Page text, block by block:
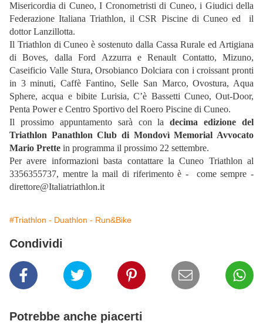
Misericordia di Cuneo, I Cronometristi di Cuneo, i Giudici della
Federazione Italiana Triathlon, il CSR Piscine di Cuneo ed il
dottor Lanzillotta.
Il Triathlon di Cuneo è sostenuto dalla Cassa Rurale ed Artigiana
di Boves, dalla Ford Azzurra e Renault Contatto, Mizuno,
Caseificio Valle Stura, Orsobianco Dolciara con i croissant pronti
in 3 minuti, Caffè Fantino, Selle San Marco, Ovostura, Aqua
Sphere, acqua e bibite Lurisia, C’è Bassetti Cuneo, Out-Door,
Penta Power e Centro Sportivo del Roero Piscine di Cuneo.
Il prossimo appuntamento sarà con ladecima edizione del
Triathlon Panathlon Club di Mondovì Memorial Avvocato
Mario Prette in programma il prossimo 22 settembre.
Per avere informazioni basta contattare la Cuneo Triathlon al
3356355737, mentre la mail di riferimento è - come sempre -
direttore@Italiatriathlon.it
#Triathlon - Duathlon - Run&Bike
Condividi
Potrebbe anche piacerti